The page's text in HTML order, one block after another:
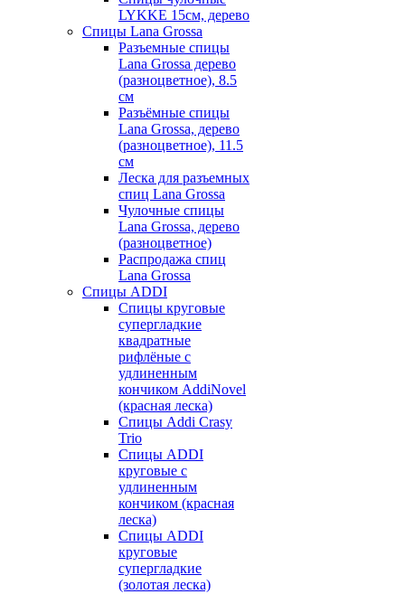
LYKKE 15см, дерево
Спицы Lana Grossa
Разъемные спицы
Lana Grossa дерево
(разноцветное), 8.5
см
Разъёмные спицы
Lana Grossa, дерево
(разноцветное), 11.5
см
Леска для разъемных
спиц Lana Grossa
Чулочные спицы
Lana Grossa, дерево
(разноцветное)
Распродажа спиц
Lana Grossa
Спицы ADDI
Спицы круговые
супергладкие
квадратные
рифлёные с
удлиненным
кончиком AddiNovel
(красная леска)
Спицы Addi Crasy
Trio
Спицы ADDI
круговые с
удлиненным
кончиком (красная
леска)
Спицы ADDI
круговые
супергладкие
(золотая леска)